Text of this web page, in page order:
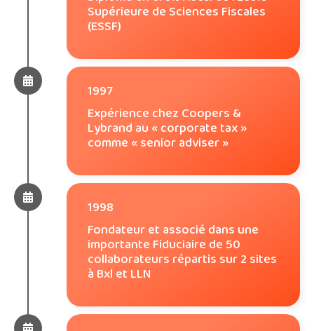
Supérieure de Sciences Fiscales
(ESSF)
1997
Expérience chez Coopers &
Lybrand au « corporate tax »
comme « senior adviser »
1998
Fondateur et associé dans une
importante Fiduciaire de 50
collaborateurs répartis sur 2 sites
à Bxl et LLN